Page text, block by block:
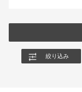
絞り込み